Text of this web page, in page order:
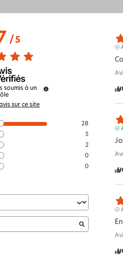
/ 5
soumis à un
sur ce site
28
5
2
0
0